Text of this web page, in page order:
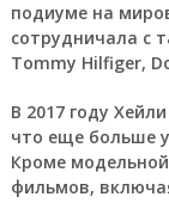
подиуме на
сотрудничала с
Tommy Hilfiger,
В 2017 году
что еще больше
Кроме
фильмов,